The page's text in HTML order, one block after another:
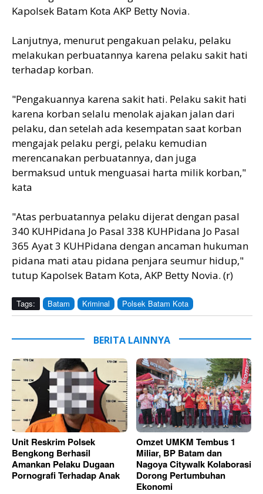
Kapolsek Batam Kota AKP Betty Novia.
Lanjutnya, menurut pengakuan pelaku, pelaku
melakukan perbuatannya karena pelaku sakit hati
terhadap korban.
"Pengakuannya karena sakit hati. Pelaku sakit hati
karena korban selalu menolak ajakan jalan dari
pelaku, dan setelah ada kesempatan saat korban
mengajak pelaku pergi, pelaku kemudian
merencanakan perbuatannya, dan juga
bermaksud untuk menguasai harta milik korban,"
kata
"Atas perbuatannya pelaku dijerat dengan pasal
340 KUHPidana Jo Pasal 338 KUHPidana Jo Pasal
365 Ayat 3 KUHPidana dengan ancaman hukuman
pidana mati atau pidana penjara seumur hidup,"
tutup Kapolsek Batam Kota, AKP Betty Novia. (r)
Tags: Batam Kriminal Polsek Batam Kota
BERITA LAINNYA
Unit Reskrim Polsek
Bengkong Berhasil
Amankan Pelaku Dugaan
Pornografi Terhadap Anak
Omzet UMKM Tembus 1
Miliar, BP Batam dan
Nagoya Citywalk Kolaborasi
Dorong Pertumbuhan
Ekonomi